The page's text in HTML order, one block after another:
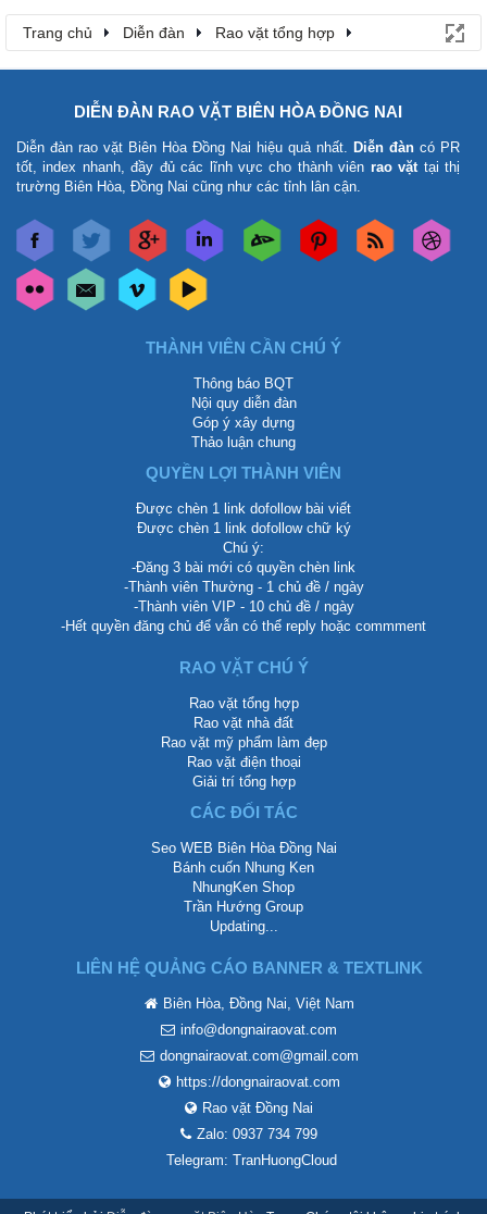
Trang chủ Diễn đàn
Rao vặt tổng hợp
Rao vặt tổng hợp - Uy tín - Miễn phí
DIỄN ĐÀN RAO VẶT BIÊN HÒA ĐỒNG NAI
Diễn đàn rao vặt Biên Hòa Đồng Nai hiệu quả nhất. Diễn đàn có PR
tốt, index nhanh, đầy đủ các lĩnh vực cho thành viên rao vặttại thị
trường Biên Hòa, Đồng Nai cũng như các tỉnh lân cận.
THÀNH VIÊN CẦN CHÚ Ý
Thông báo BQT
Nội quy diễn đàn
Góp ý xây dựng
Thảo luận chung
QUYỀN LỢI THÀNH VIÊN
Được chèn 1 link dofollow bài viết
Được chèn 1 link dofollow chữ ký
Chú ý:
-Đăng 3 bài mới có quyền chèn link
-Thành viên Thường - 1 chủ đề / ngày
-Thành viên VIP - 10 chủ đề / ngày
-Hết quyền đăng chủ để vẫn có thể reply hoặc commment
RAO VẶT CHÚ Ý
Rao vặt tổng hợp
Rao vặt nhà đất
Rao vặt mỹ phẩm làm đẹp
Rao vặt điện thoại
Giải trí tổng hợp
CÁC ĐỐI TÁC
Seo WEB Biên Hòa Đồng Nai
Bánh cuốn Nhung Ken
NhungKen Shop
Trần Hướng Group
Updating...
LIÊN HỆ QUẢNG CÁO BANNER & TEXTLINK
Biên Hòa, Đồng Nai, Việt Nam
info@dongnairaovat.com
dongnairaovat.com@gmail.com
https://dongnairaovat.com
Rao vặt Đồng Nai
Zalo: 0937 734 799
Telegram: TranHuongCloud